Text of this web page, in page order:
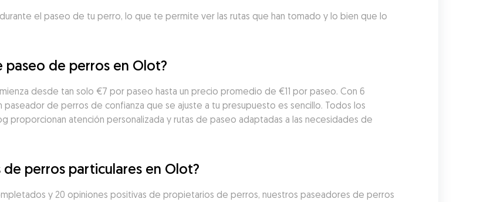
el paseo de tu perro, lo que te permite ver las rutas que han tomado y lo bien que lo
paseo de perros en Olot?
desde tan solo €7 por paseo hasta un precio promedio de €11 por paseo. Con 6
de perros de confianza que se ajuste a tu presupuesto es sencillo. Todos los
proporcionan atención personalizada y rutas de paseo adaptadas a las necesidades de
perros particulares en Olot?
y 20 opiniones positivas de propietarios de perros, nuestros paseadores de perros